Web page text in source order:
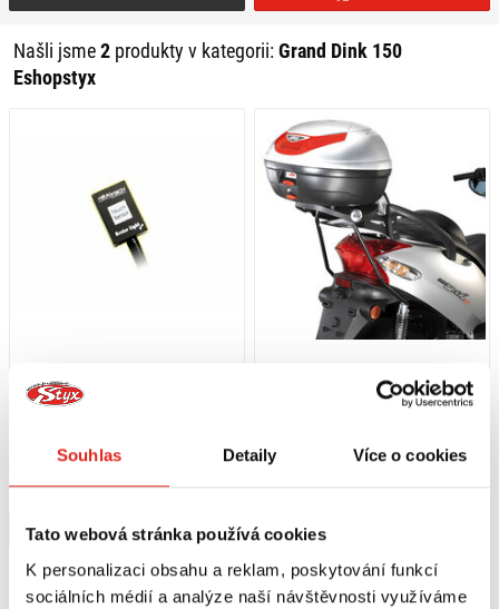
Souhlas Detaily Více o cookies
Tato webová stránka používá cookies
K personalizaci obsahu a reklam, poskytování funkcí
sociálních médií a analýze naší návštěvnosti využíváme
Našli jsme2 produkty v kategorii:Grand Dink 150
Eshopstyx
1 209 Kč s DPH
Skladem
V 5 prodejnách
Koupit
GIVI ZADNÍ NOSIČ KYMCO GRAND
Koupit